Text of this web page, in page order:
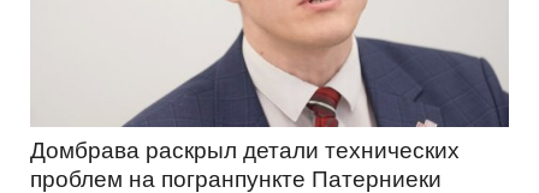
Домбравa раскрыл детали технических
проблем на погранпункте Патерниеки